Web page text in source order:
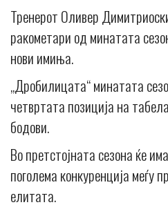
Тренерот Оливер
ракометари од минатата
нови имиња.
„Дробилицата“ минатата
четвртата позиција на
бодови.
Во претстојната сезона ќе
поголема конкуренција меѓу
елитата.